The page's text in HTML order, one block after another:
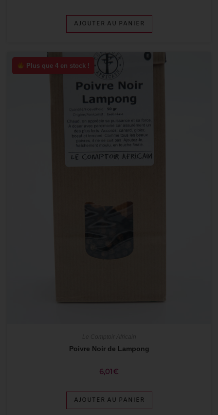
AJOUTER AU PANIER
Plus que 4 en stock !
Poivre Noir de Lampong
6,01€
AJOUTER AU PANIER